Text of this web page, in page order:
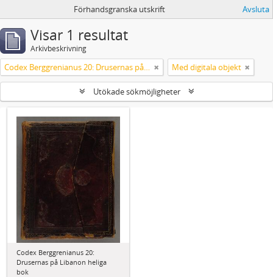
Förhandsgranska utskrift Avsluta
Visar 1 resultat
Arkivbeskrivning
Codex Berggrenianus 20: Drusernas på Libanon heliga bok Med digitala objekt
Utökade sökmöjligheter
Codex Berggrenianus 20:
Drusernas på Libanon heliga
bok